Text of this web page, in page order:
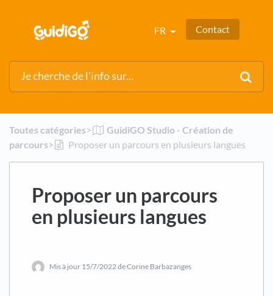
FR Contact
Toutes catégories​>​
​GuidiGO Studio - Création de
parcours​>​ Proposer un parcours en plusieurs langues
Proposer un parcours
en plusieurs langues
Mis à jour 15/7/2022de Corine Barbazanges